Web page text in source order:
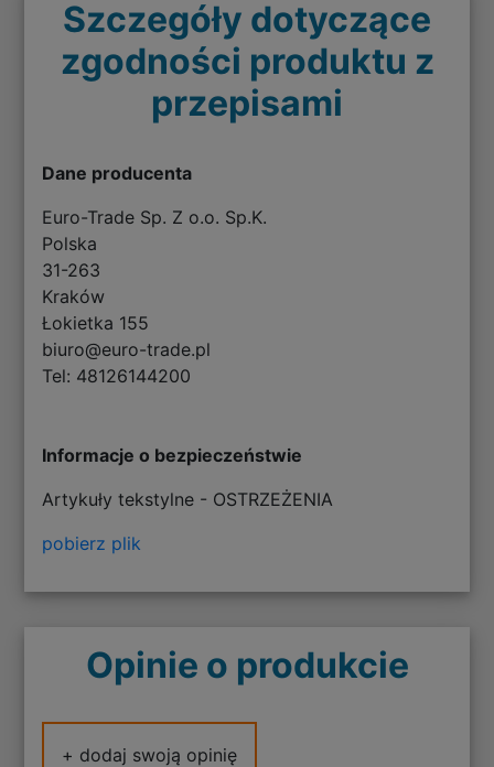
Szczegóły dotyczące
zgodności produktu z
przepisami
Dane producenta
Euro-Trade Sp. Z o.o. Sp.K.
Polska
31-263
Kraków
Łokietka 155
biuro@euro-trade.pl
Tel: 48126144200
Informacje o bezpieczeństwie
Artykuły tekstylne - OSTRZEŻENIA
pobierz plik
Opinie o produkcie
+ dodaj swoją opinię